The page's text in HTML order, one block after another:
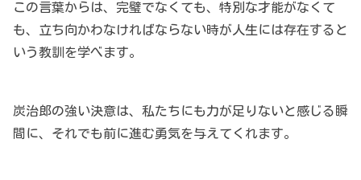
この言葉からは、完璧でなくても、特別な才能がなくて
も、立ち向かわなければならない時が人生には存在すると
いう教訓を学べます。
炭治郎の強い決意は、私たちにも力が足りないと感じる瞬
間に、それでも前に進む勇気を与えてくれます。